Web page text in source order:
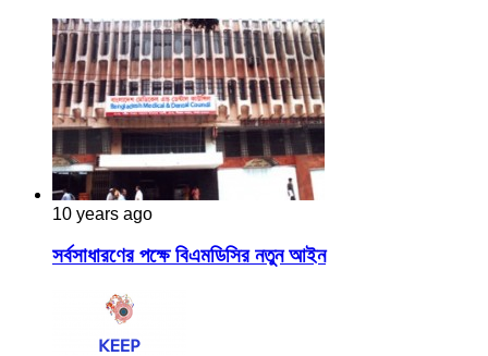
10 years ago
সর্বসাধারণের পক্ষে বিএমডিসির নতুন আইন